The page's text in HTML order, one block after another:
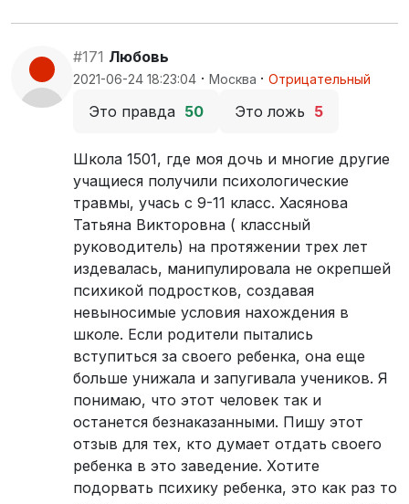
#171 Любовь
2021-06-24 18:23:04 · Москва · Отрицательный
Это правда 50 Это ложь 5
Школа 1501, где моя дочь и многие другие
учащиеся получили психологические
травмы, учась с 9-11 класс. Хасянова
Татьяна Викторовна ( классный
руководитель) на протяжении трех лет
издевалась, манипулировала не окрепшей
психикой подростков, создавая
невыносимые условия нахождения в
школе. Если родители пытались
вступиться за своего ребенка, она еще
больше унижала и запугивала учеников. Я
понимаю, что этот человек так и
останется безнаказанными. Пишу этот
отзыв для тех, кто думает отдать своего
ребенка в это заведение. Хотите
подорвать психику ребенка, это как раз то